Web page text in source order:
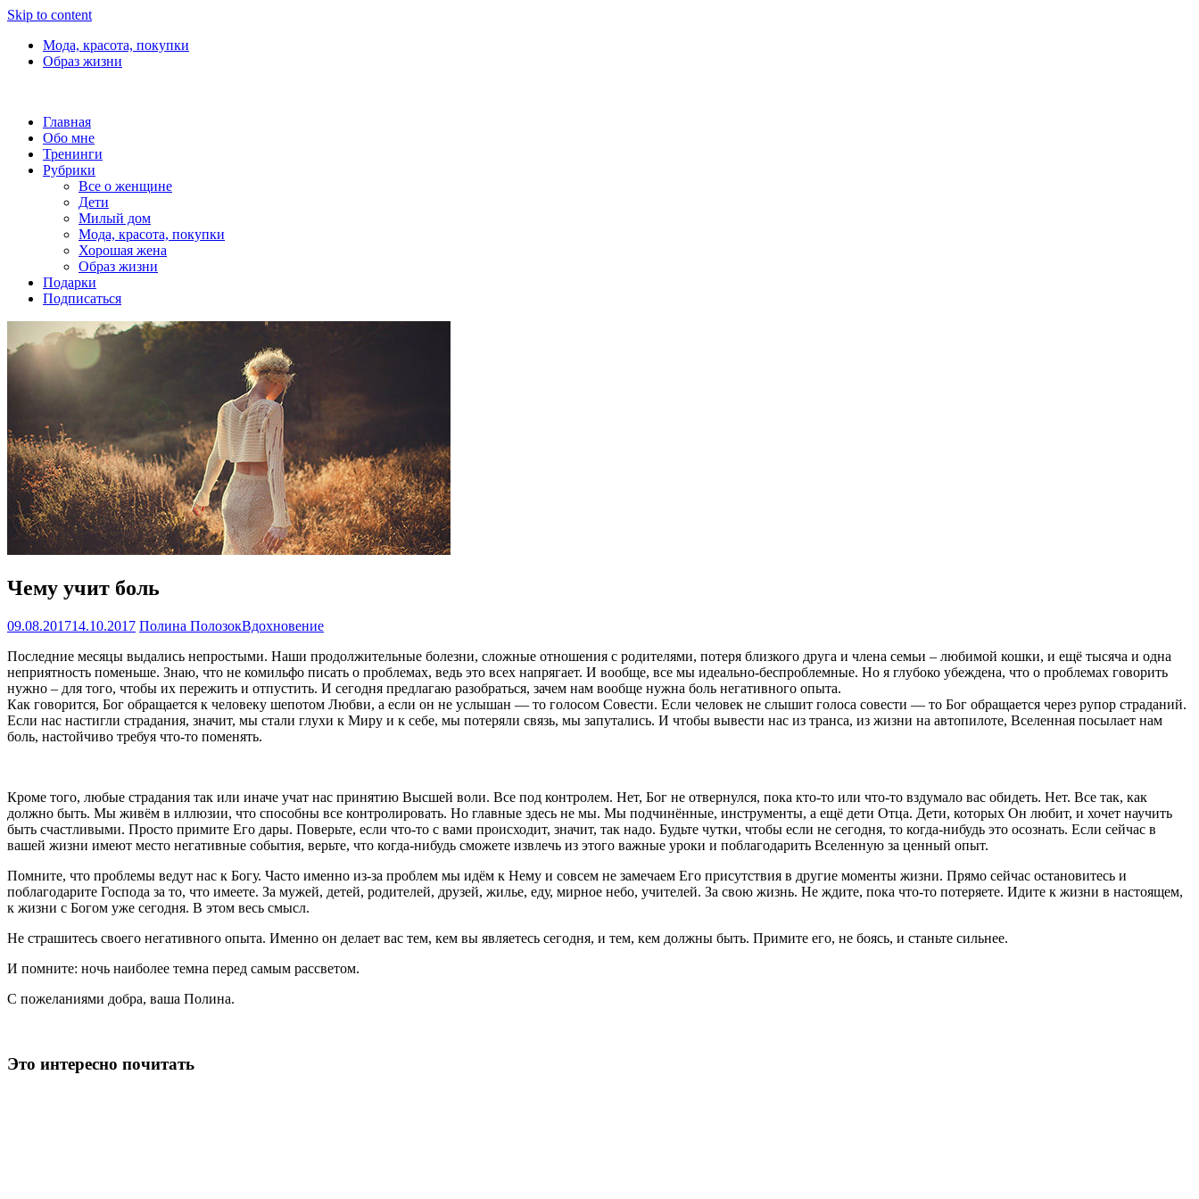
Skip to content
Мода, красота, покупки
Образ жизни
Главная
Обо мне
Тренинги
Рубрики
Все о женщине
Дети
Милый дом
Мода, красота, покупки
Хорошая жена
Образ жизни
Подарки
Подписаться
Чему учит боль
09.08.201714.10.2017 Полина ПолозокВдохновение
Последние месяцы выдались непростыми. Наши продолжительные болезни, сложные отношения с родителями, потеря близкого друга и члена семьи – любимой кошки, и ещё тысяча и одна
неприятность поменьше. Знаю, что не комильфо писать о проблемах, ведь это всех напрягает. И вообще, все мы идеально-беспроблемные. Но я глубоко убеждена, что о проблемах говорить
нужно – для того, чтобы их пережить и отпустить. И сегодня предлагаю разобраться, зачем нам вообще нужна боль негативного опыта.
Как говорится, Бог обращается к человеку шепотом Любви, а если он не услышан — то голосом Совести. Если человек не слышит голоса совести — то Бог обращается через рупор страданий.
Если нас настигли страдания, значит, мы стали глухи к Миру и к себе, мы потеряли связь, мы запутались. И чтобы вывести нас из транса, из жизни на автопилоте, Вселенная посылает нам
боль, настойчиво требуя что-то поменять.
Кроме того, любые страдания так или иначе учат нас принятию Высшей воли. Все под контролем. Нет, Бог не отвернулся, пока кто-то или что-то вздумало вас обидеть. Нет. Все так, как
должно быть. Мы живём в иллюзии, что способны все контролировать. Но главные здесь не мы. Мы подчинённые, инструменты, а ещё дети Отца. Дети, которых Он любит, и хочет научить
быть счастливыми. Просто примите Его дары. Поверьте, если что-то с вами происходит, значит, так надо. Будьте чутки, чтобы если не сегодня, то когда-нибудь это осознать. Если сейчас в
вашей жизни имеют место негативные события, верьте, что когда-нибудь сможете извлечь из этого важные уроки и поблагодарить Вселенную за ценный опыт.
Помните, что проблемы ведут нас к Богу. Часто именно из-за проблем мы идём к Нему и совсем не замечаем Его присутствия в другие моменты жизни. Прямо сейчас остановитесь и
поблагодарите Господа за то, что имеете. За мужей, детей, родителей, друзей, жилье, еду, мирное небо, учителей. За свою жизнь. Не ждите, пока что-то потеряете. Идите к жизни в настоящем,
к жизни с Богом уже сегодня. В этом весь смысл.
Не страшитесь своего негативного опыта. Именно он делает вас тем, кем вы являетесь сегодня, и тем, кем должны быть. Примите его, не боясь, и станьте сильнее.
И помните: ночь наиболее темна перед самым рассветом.
С пожеланиями добра, ваша Полина.
Это интересно почитать